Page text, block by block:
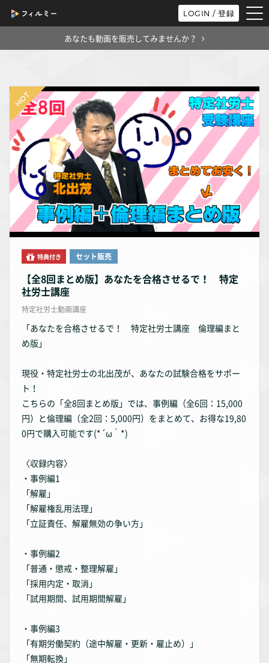
LOGIN / 登録
あなたも動画を販売してみませんか？
特典付き セット販売
【全8回まとめ版】あなたを合格させるで！ 特定
社労士講座
特定社労士動画講座
「あなたを合格させるで！ 特定社労士講座 倫理編まと
め版」
現役・特定社労士の北出茂が、あなたの試験合格をサポー
ト！
こちらの「全8回まとめ版」では、事例編（全6回：15,000
円）と倫理編（全2回：5,000円）をまとめて、お得な19,80
0円で購入可能です(*´ω｀*)
〈収録内容〉
・事例編1
「解雇」
「解雇権乱用法理」
「立証責任、解雇無効の争い方」
・事例編2
「普通・懲戒・整理解雇」
「採用内定・取消」
「試用期間、試用期間解雇」
・事例編3
「有期労働契約（途中解雇・更新・雇止め）」
「無期転換」